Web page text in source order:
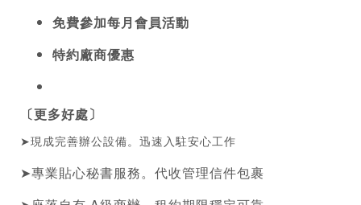
免費參加每月會員活動
特約廠商優惠
〔更多好處〕
➤現成完善辦公設備。迅速入駐安心工作
➤專業貼心秘書服務。代收管理信件包裹